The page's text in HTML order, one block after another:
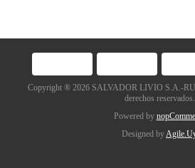
Copyright ® 2026 SALVADOR LIVIO S.A.-
derechos reservados.
Powered by
Designed by